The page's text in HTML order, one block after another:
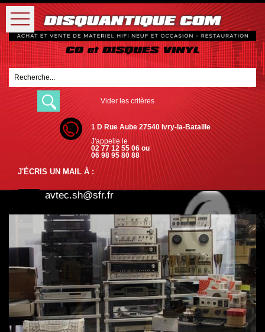
Vider les critères
1 D Rue Aube 27540 Ivry-la-Bataille
J'appelle le
02 77 12 55 06 ou
06 98 95 80 88
J'ÉCRIS UN MAIL À :
avtec.sh@sfr.fr